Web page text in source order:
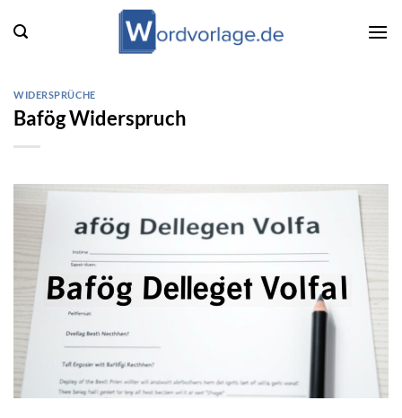
Inhalt
WIDERSPRÜCHE
Bafög Widerspruch